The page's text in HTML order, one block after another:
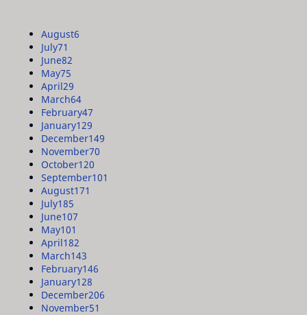
August6
July71
June82
May75
April29
March64
February47
January129
December149
November70
October120
September101
August171
July185
June107
May101
April182
March143
February146
January128
December206
November51